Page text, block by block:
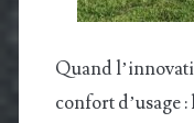
Quand
confort d’usage